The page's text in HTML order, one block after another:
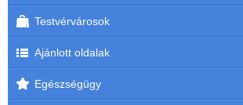
Testvérvárosok
Ajánlott oldalak
Egészségügy